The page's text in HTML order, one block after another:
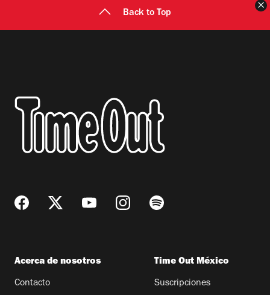
Back to Top
Acerca de nosotros
Contacto
Time Out México
Suscripciones